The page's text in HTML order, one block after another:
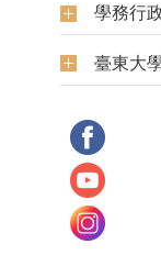
學務行
臺東大